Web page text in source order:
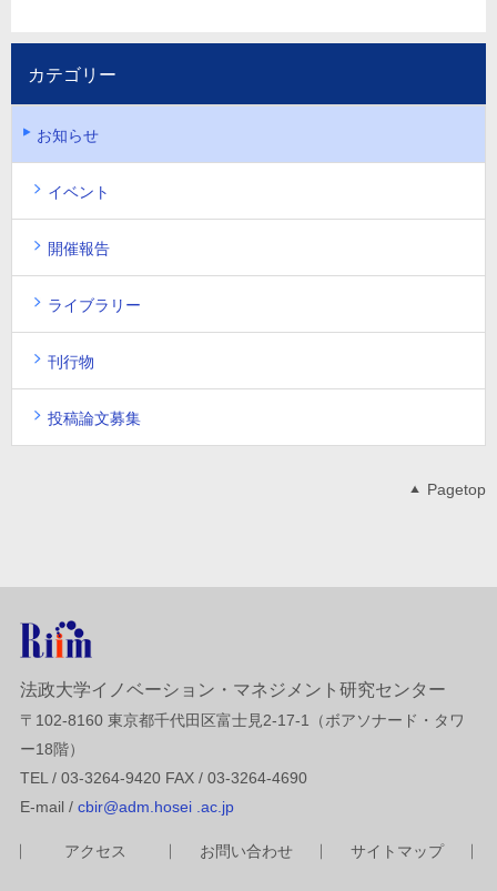
カテゴリー
お知らせ
イベント
開催報告
ライブラリー
刊行物
投稿論文募集
Pagetop
法政大学イノベーション・マネジメント研究センター
〒102-8160 東京都千代田区富士見2-17-1（ボアソナード・タワ
ー18階）
TEL / 03-3264-9420 FAX / 03-3264-4690
E-mail / cbir@adm.hosei .ac.jp
アクセス お問い合わせ サイトマップ